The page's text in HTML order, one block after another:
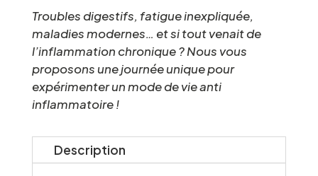
anti-
inflammatoire
avec
une
cheffe
et
naturo
-
e
t
Troubles digestifs, fatigue inexpliquée,
maladies modernes… et si tout venait de
l’inflammation chronique ? Nous vous
proposons une journée unique pour
expérimenter un mode de vie anti
inflammatoire !
Description